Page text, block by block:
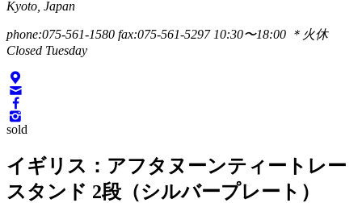
Kyoto, Japan
phone:075-561-1580 fax:075-561-5297 10:30〜18:00 ＊火休
Closed Tuesday
sold
イギリス：アフタヌーンティートレー
スタンド 2段（シルバープレート）